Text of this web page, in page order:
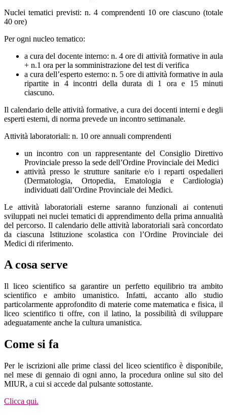
Nuclei tematici previsti: n. 4 comprendenti 10 ore ciascuno (totale
40 ore)
Per ogni nucleo tematico:
a cura del docente interno: n. 4 ore di attività formative in aula
+ n.1 ora per la somministrazione del test di verifica
a cura dell’esperto esterno: n. 5 ore di attività formative in aula
ripartite in 4 incontri della durata di 1 ora e 15 minuti
ciascuno.
Il calendario delle attività formative, a cura dei docenti interni e degli
esperti esterni, di norma prevede un incontro settimanale.
Attività laboratoriali: n. 10 ore annuali comprendenti
un incontro con un rappresentante del Consiglio Direttivo
Provinciale presso la sede dell’Ordine Provinciale dei Medici
attività presso le strutture sanitarie e/o i reparti ospedalieri
(Dermatologia, Ortopedia, Ematologia e Cardiologia)
individuati dall’Ordine Provinciale dei Medici.
Le attività laboratoriali esterne saranno funzionali ai contenuti
sviluppati nei nuclei tematici di apprendimento della prima annualità
del percorso. Il calendario delle attività laboratoriali sarà concordato
da ciascuna Istituzione scolastica con l’Ordine Provinciale dei
Medici di riferimento.
A cosa serve
Il liceo scientifico sa garantire un perfetto equilibrio tra ambito
scientifico e ambito umanistico. Infatti, accanto allo studio
particolarmente approfondito di materie come matematica e fisica, il
liceo scientifico ti offre, con il latino, la possibilità di sviluppare
adeguatamente anche la cultura umanistica.
Come si fa
Per le iscrizioni alle prime classi del liceo scientifico è disponibile,
nel mese di gennaio di ogni anno, la procedura online sul sito del
MIUR, a cui si accede dal pulsante sottostante.
Clicca qui.